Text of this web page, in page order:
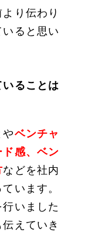
り伝わり
ると思い
ることは
ベンチャ
感、ベン
などを社内
います。
いました
えていき